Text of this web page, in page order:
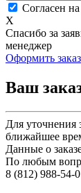
Согласен
X
Спасибо за
менеджер
Оформить заказ
Ваш
Для уточнения
ближайшее
Данные о
По любым
8 (812) 988-54-